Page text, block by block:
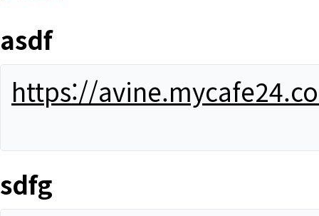
asdf
https://
sdfg